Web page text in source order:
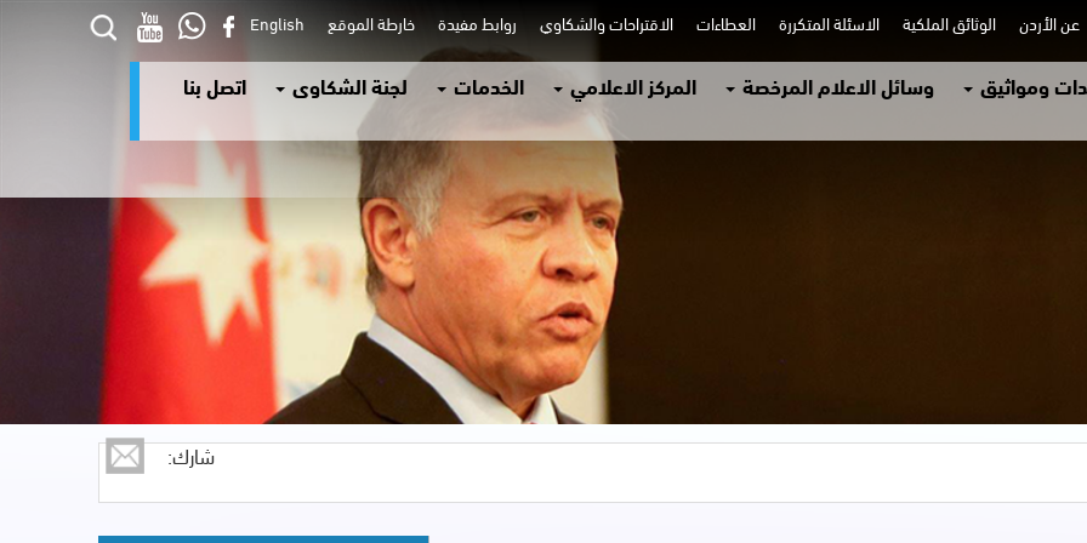
عن الأردن الوثائق الملكية الاسئلة المتكررة العطاءات الاقتراحات والشكاوي روابط مفيدة خارطة الموقع English
ومواثيق وسائل الاعلام المرخصة المركز الاعلامي الخدمات لجنة الشكاوى اتصل بنا
شارك: